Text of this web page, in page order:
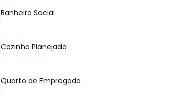
Banheiro Social
Cozinha Planejada
Quarto de Empregada